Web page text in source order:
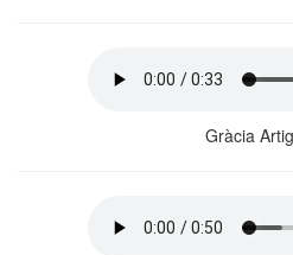
Gràcia